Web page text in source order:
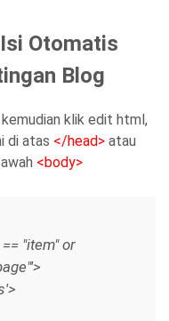
Otomatis
Blog
klik edit html,
di atas </head> atau
<body>
"item" or